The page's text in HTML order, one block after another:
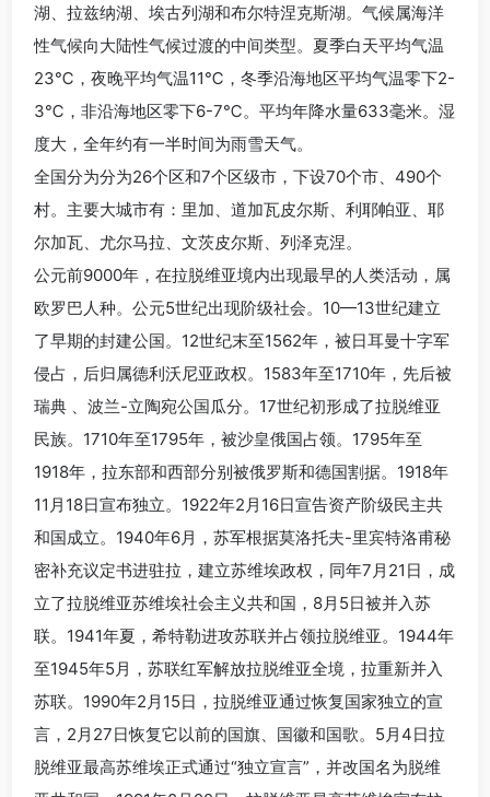
湖、拉兹纳湖、埃古列湖和布尔特涅克斯湖。气候属海洋
性气候向大陆性气候过渡的中间类型。夏季白天平均气温
23℃，夜晚平均气温11℃，冬季沿海地区平均气温零下2-
3℃，非沿海地区零下6-7℃。平均年降水量633毫米。湿
度大，全年约有一半时间为雨雪天气。
全国分为分为26个区和7个区级市，下设70个市、490个
村。主要大城市有：里加、道加瓦皮尔斯、利耶帕亚、耶
尔加瓦、尤尔马拉、文茨皮尔斯、列泽克涅。
公元前9000年，在拉脱维亚境内出现最早的人类活动，属
欧罗巴人种。公元5世纪出现阶级社会。10—13世纪建立
了早期的封建公国。12世纪末至1562年，被日耳曼十字军
侵占，后归属德利沃尼亚政权。1583年至1710年，先后被
瑞典 、波兰-立陶宛公国瓜分。17世纪初形成了拉脱维亚
民族。1710年至1795年，被沙皇俄国占领。1795年至
1918年，拉东部和西部分别被俄罗斯和德国割据。1918年
11月18日宣布独立。1922年2月16日宣告资产阶级民主共
和国成立。1940年6月，苏军根据莫洛托夫-里宾特洛甫秘
密补充议定书进驻拉，建立苏维埃政权，同年7月21日，成
立了拉脱维亚苏维埃社会主义共和国，8月5日被并入苏
联。1941年夏，希特勒进攻苏联并占领拉脱维亚。1944年
至1945年5月，苏联红军解放拉脱维亚全境，拉重新并入
苏联。1990年2月15日，拉脱维亚通过恢复国家独立的宣
言，2月27日恢复它以前的国旗、国徽和国歌。5月4日拉
脱维亚最高苏维埃正式通过“独立宣言”，并改国名为脱维